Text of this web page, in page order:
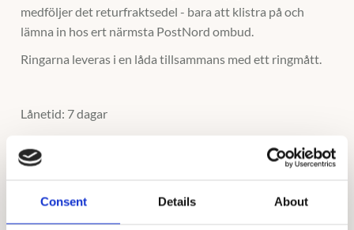
Consent Details About
medföljer det returfraktsedel - bara att klistra på och
lämna in hos ert närmsta PostNord ombud.
Ringarna leveras i en låda tillsammans med ett ringmått.
Lånetid: 7 dagar
ni debiteras en avgift på 1500kr per slät eller mönstrad
serviceavgift på 500kr